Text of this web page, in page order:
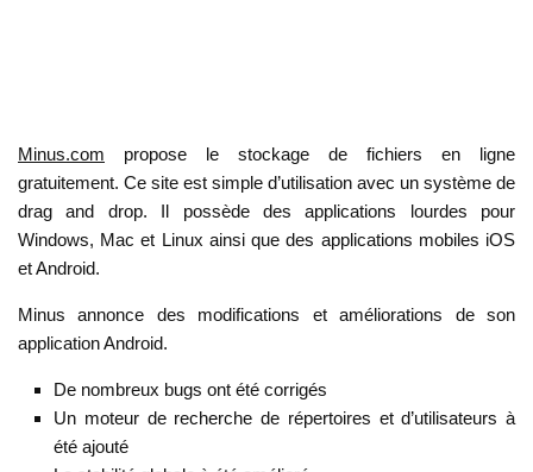
Minus.com propose le stockage de fichiers en ligne
gratuitement. Ce site est simple d’utilisation avec un système de
drag and drop. Il possède des applications lourdes pour
Windows, Mac et Linux ainsi que des applications mobiles iOS
et Android.
Minus annonce des modifications et améliorations de son
application Android.
De nombreux bugs ont été corrigés
Un moteur de recherche de répertoires et d’utilisateurs à
été ajouté